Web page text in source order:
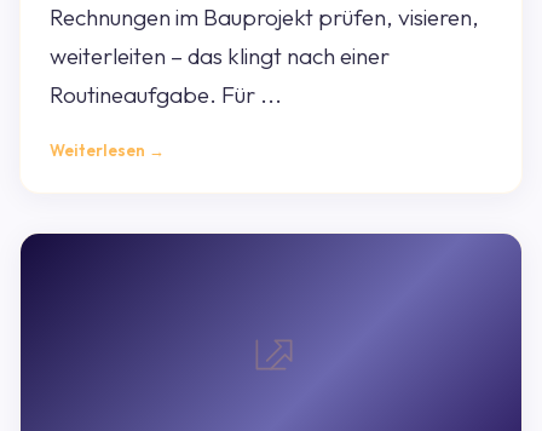
Rechnungen im Bauprojekt prüfen, visieren,
weiterleiten – das klingt nach einer
Routineaufgabe. Für ...
Weiterlesen →